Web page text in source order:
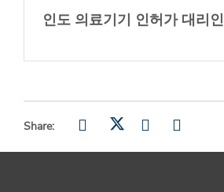
인도 의료기기 인허가 대리인
Share: